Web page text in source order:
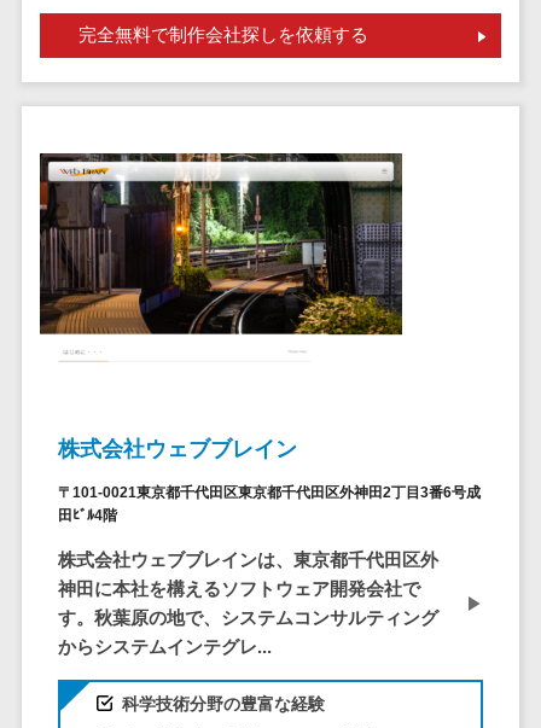
委託先管理サービス>
URLフィルタリング>
（EDR）>
CASB> ファイル暗号化>
電話認証サービス> DLPツール>
UTM> 不正検知サービス>
FAX受信サービス>
BPMツール>
ChatGPTサービス>
ワークフローシステム>
マニュアル作成ツール>
ー音声認識
ITサービスマネ
ジメントツール
問い合わせ管
理システム
遠隔サポート
ツール
析システム
チャットボッ
FAQシステム
コミュニケー
ション
オンラインス
トレージ（ファ
イル共有）
完全無料で制作会社探しを依頼する
株式会社ウェブブレイン
〒101-0021東京都千代田区東京都千代田区外神田2丁目3番6号成
田ﾋﾞﾙ4階
株式会社ウェブブレインは、東京都千代田区外
神田に本社を構えるソフトウェア開発会社で
す。秋葉原の地で、システムコンサルティング
からシステムインテグレ...
科学技術分野の豊富な経験